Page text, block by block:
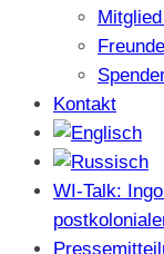
Kontakt
WI-Talk: